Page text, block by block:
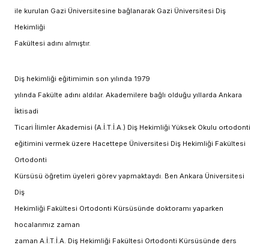
ile kurulan Gazi Üniversitesine bağlanarak Gazi Üniversitesi Diş
Hekimliği
Fakültesi adını almıştır.
Diş hekimliği eğitimimin son yılında 1979
yılında Fakülte adını aldılar. Akademilere bağlı olduğu yıllarda Ankara
İktisadi
Ticari İlimler Akademisi (A.İ.T.İ.A.) Diş Hekimliği Yüksek Okulu ortodonti
eğitimini vermek üzere Hacettepe Üniversitesi Diş Hekimliği Fakültesi
Ortodonti
Kürsüsü öğretim üyeleri görev yapmaktaydı. Ben Ankara Üniversitesi
Diş
Hekimliği Fakültesi Ortodonti Kürsüsünde doktoramı yaparken
hocalarımız zaman
zaman A.İ.T.İ.A. Diş Hekimliği Fakültesi Ortodonti Kürsüsünde ders